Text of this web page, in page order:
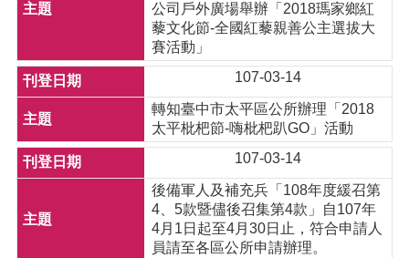
公司戶外廣場舉辦「2018瑪家鄉紅
藜文化節-全國紅藜親善公主選拔大
賽活動」
107-03-14
轉知臺中市太平區公所辦理「2018
太平枇杷節-嗨枇杷趴GO」活動
107-03-14
後備軍人及補充兵「108年度緩召第
4、5款暨儘後召集第4款」自107年
4月1日起至4月30日止，符合申請人
員請至各區公所申請辦理。